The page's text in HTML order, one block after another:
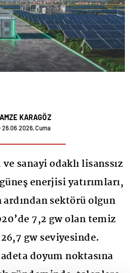
KARAGÖZ
Cuma
sanayi odaklı lisanssız
enerjisi yatırımları,
ardından sektörü olgun
7,2 gw olan temiz
gw seviyesinde.
doyum noktasına